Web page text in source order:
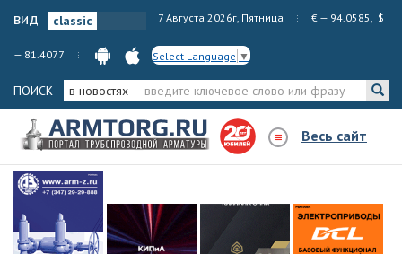
вид 7 Августа 2026г, Пятница € — 94.0585, $
— 81.4077 Select Language ▼
ПОИСК в новостях
Весь сайт